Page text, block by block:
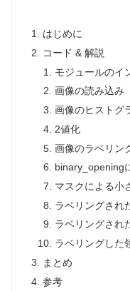
はじめに
コード & 解説
モジュールのイ
画像の読み込み
画像のヒストグ
2値化
画像のラベリン
binary_opening
マスクによる小
ラベリングされ
ラベリングされ
ラベリングした
まとめ
参考